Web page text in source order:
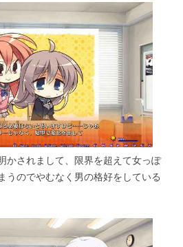
かされまして、限界を超えて女っぽ
うのでやむなく男の格好をしている